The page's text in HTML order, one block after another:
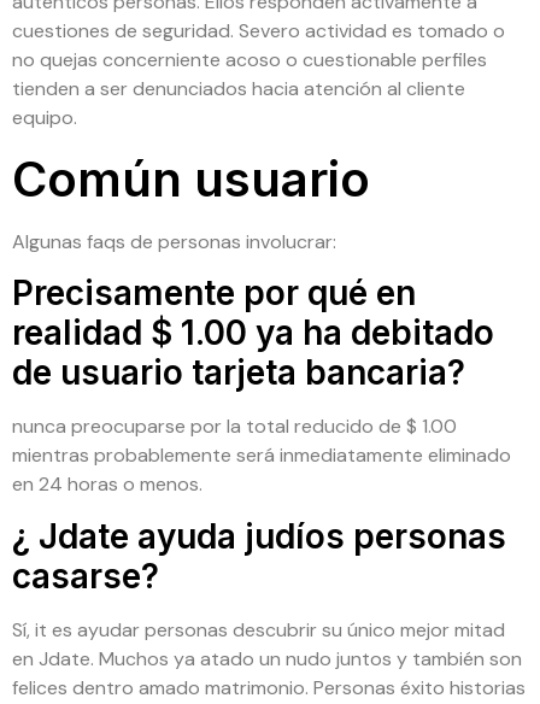
cuestiones de seguridad. Severo actividad es tomado o
no quejas concerniente acoso o cuestionable perfiles
tienden a ser denunciados hacia atención al cliente
equipo.
Común usuario
Algunas faqs de personas involucrar:
Precisamente por qué en
realidad $ 1.00 ya ha debitado
de usuario tarjeta bancaria?
nunca preocuparse por la total reducido de $ 1.00
mientras probablemente será inmediatamente eliminado
en 24 horas o menos.
¿ Jdate ayuda judíos personas
casarse?
Sí, it es ayudar personas descubrir su único mejor mitad ​​
en Jdate. Muchos ya atado un nudo juntos y también son
felices dentro amado matrimonio. Personas éxito historias